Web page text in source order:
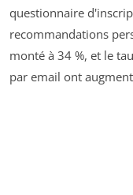
questionnaire
recommandations
monté à 34 %, et le
par email ont